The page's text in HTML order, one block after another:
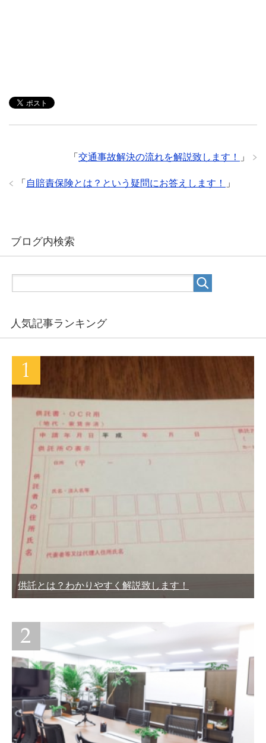
「 交通事故解決の流れを解説致します！ 」
「 自賠責保険とは？という疑問にお答えします！ 」
ブログ内検索
人気記事ランキング
供託とは？わかりやすく解説致します！